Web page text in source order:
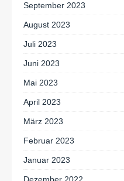
September 2023
August 2023
Juli 2023
Juni 2023
Mai 2023
April 2023
März 2023
Februar 2023
Januar 2023